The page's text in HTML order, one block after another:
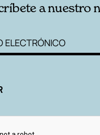
a nuestro